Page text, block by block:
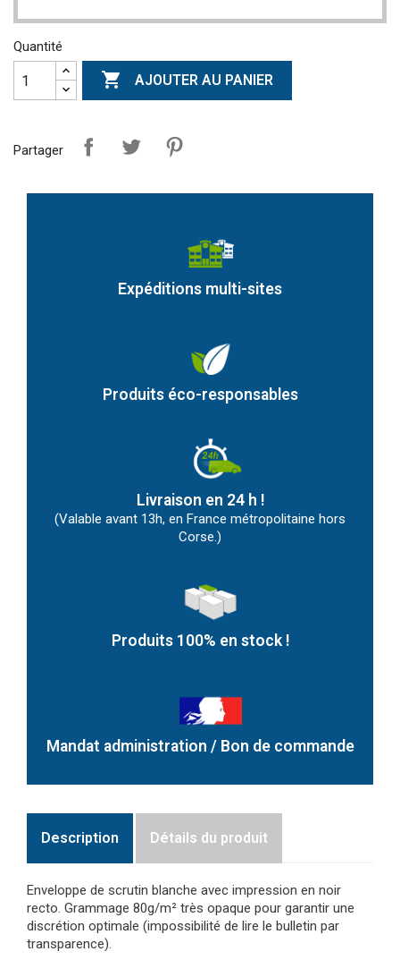
Quantité
 AJOUTER AU PANIER
Partager
Expéditions multi-sites
Produits éco-responsables
Livraison en 24 h !
(Valable avant 13h, en France métropolitaine hors
Corse.)
Produits 100% en stock !
Mandat administration / Bon de commande
Description Détails du produit
Enveloppe de scrutin blanche avec impression en noir
recto. Grammage 80g/m² très opaque pour garantir une
discrétion optimale (impossibilité de lire le bulletin par
transparence).